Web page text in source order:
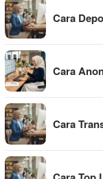
Cara
Cara
Cara